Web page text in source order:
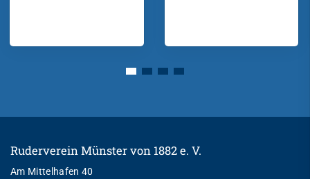
Ruderverein Münster von 1882 e. V.
Am Mittelhafen 40